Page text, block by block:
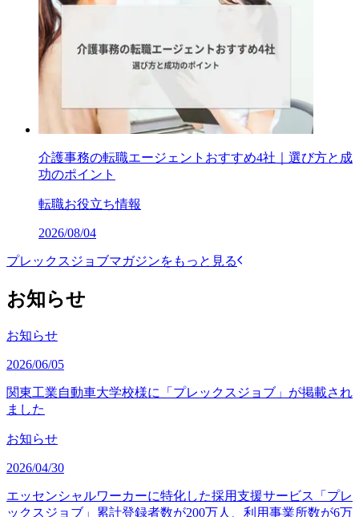
介護事務の転職エージェントおすすめ4社｜選び方と成
功のポイント
転職お役立ち情報
2026/08/04
プレックスジョブマガジンをもっと見る
お知らせ
お知らせ
2026/06/05
関東工業自動車大学校様に「プレックスジョブ」が掲載され
ました
お知らせ
2026/04/30
エッセンシャルワーカーに特化した採用支援サービス「プレ
ックスジョブ」累計登録者数が200万人、利用事業所数が6万